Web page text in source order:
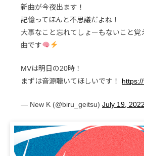
新曲が今夜出ます！
記憶ってほんと不思議だよね！
大事なこと忘れてしょーもないこと覚
曲です
MVは明日の20時！
まずは音源聴いてほしいです！
— New K (@biru_geitsu) July 19, 2022